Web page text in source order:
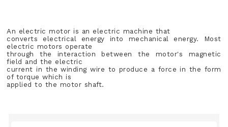
An electric motor is an electric machine that
converts electrical energy into mechanical energy. Most
electric motors operate
through the interaction between the motor's magnetic
field and the electric
current in the winding wire to produce a force in the form
of torque which is
applied to the motor shaft.